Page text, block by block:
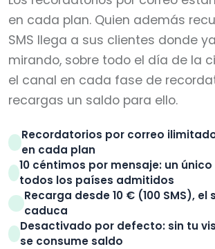
en cada plan. Quien además
SMS llega a sus clientes donde
mirando, sobre todo el día de la
el canal en cada fase de
recargas un saldo para ello.
Recordatorios por correo
en cada plan
10 céntimos por mensaje: un
todos los países admitidos
Recarga desde 10 € (100 SMS), el
caduca
Desactivado por defecto: sin tu
se consume saldo